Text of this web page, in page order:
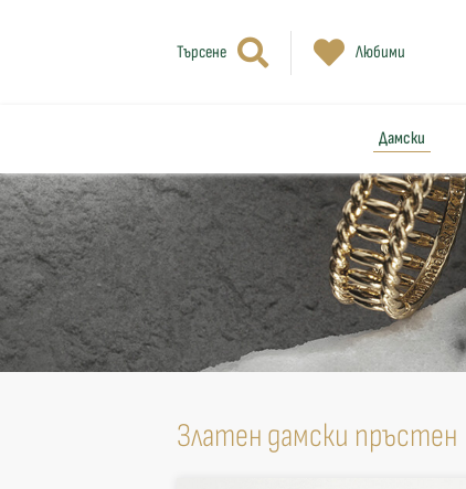
Търсене Любими
Дамски
Златен дамски пръстен